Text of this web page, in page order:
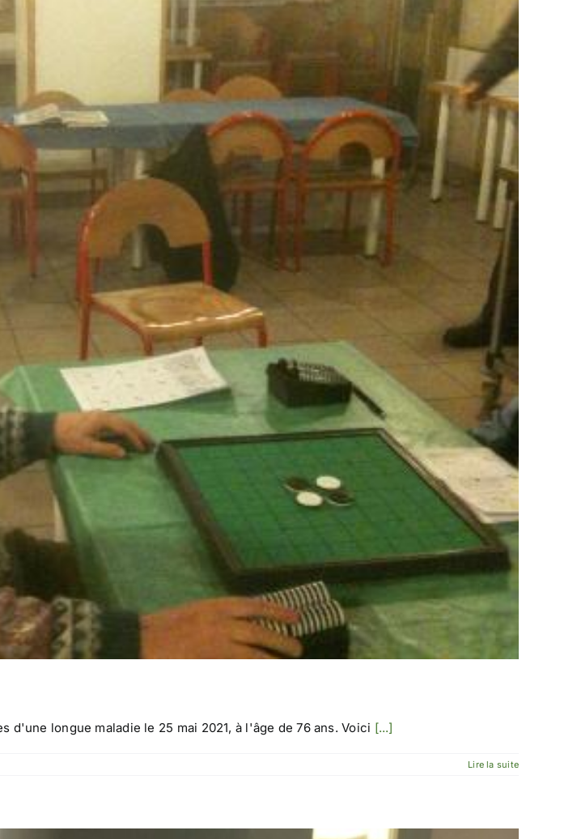
longue maladie le 25 mai 2021, à l'âge de 76 ans. Voici [...]
Lire la suite